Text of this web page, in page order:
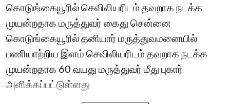
கொடுங்கையூரில் செவிலியரிடம் தவறாக நடக்க
முயன்றதாக மருத்துவர் கைது சென்னை
கொடுங்கையூரில் தனியார் மருத்துவமனையில்
பணியாற்றிய இளம் செவிலியரிடம் தவறாக நடக்க
முயன்றதாக 60 வயது மருத்துவர் மீது புகார்
அளிக்கப்பட்டுள்ளது